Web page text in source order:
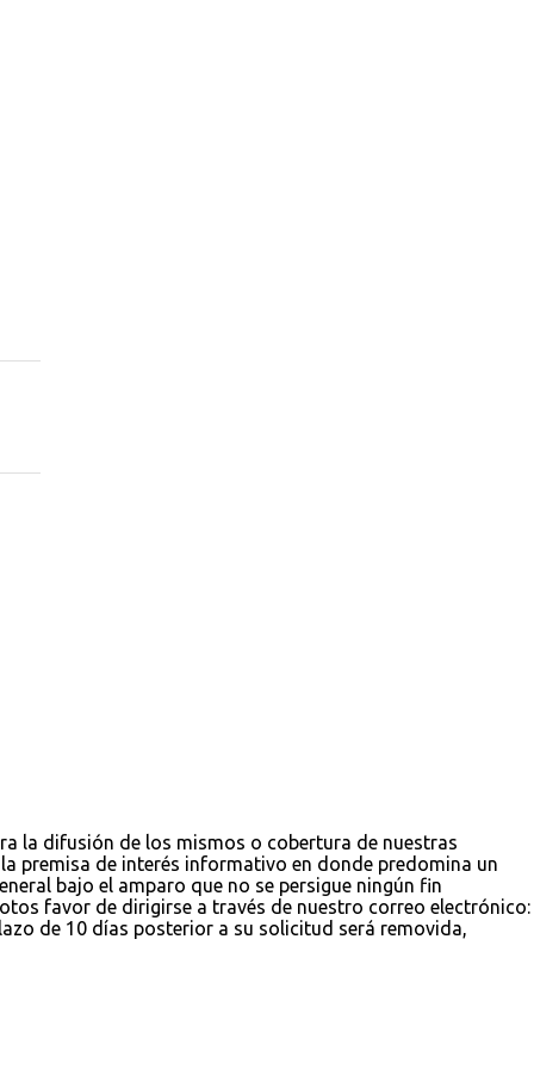
la difusión de los mismos o cobertura de nuestras
premisa de interés informativo en donde predomina un
bajo el amparo que no se persigue ningún fin
favor de dirigirse a través de nuestro correo electrónico:
de 10 días posterior a su solicitud será removida,